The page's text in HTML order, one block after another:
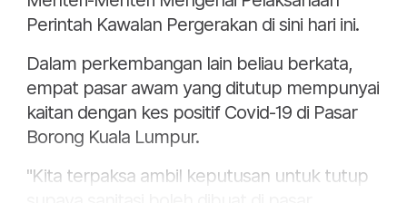
Perintah Kawalan Pergerakan di sini hari ini.
Dalam perkembangan lain beliau berkata,
empat pasar awam yang ditutup mempunyai
kaitan dengan kes positif Covid-19 di Pasar
Borong Kuala Lumpur.
"Kita terpaksa ambil keputusan untuk tutup